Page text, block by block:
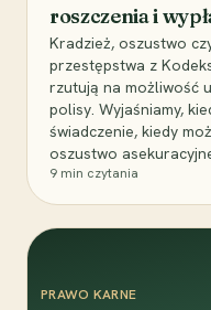
roszczenia i
Kradzież, oszustwo
przestępstwa z
rzutują na możliwość
polisy. Wyjaśniamy,
świadczenie, kiedy
oszustwo
9 min czytania
PRAWO KARNE